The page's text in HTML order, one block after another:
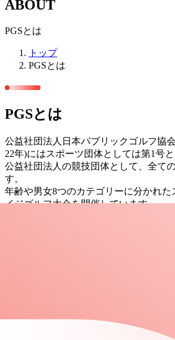
ABOUT
PGSとは
トップ
PGSとは
PGSとは
公益社団法⼈⽇本パブリックゴルフ協
22年)にはスポーツ団体としては第1号
公益社団法⼈の競技団体として、全て
す。
年齢や男⼥8つのカテゴリーに分かれ
イジゴルフ⼤会を開催しています。
さらに、PGSではワールドハンディ
て楽しめる、アンダーハンディ競技は